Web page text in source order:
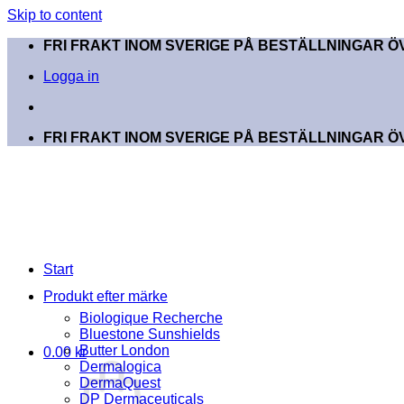
Skip to content
FRI FRAKT INOM SVERIGE PÅ BESTÄLLNINGAR
Logga in
FRI FRAKT INOM SVERIGE PÅ BESTÄLLNINGAR
0.00 kr
Start
Produkt efter märke
Biologique Recherche
Bluestone Sunshields
Butter London
Dermalogica
DermaQuest
DP Dermaceuticals